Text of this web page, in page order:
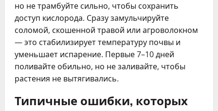
но не трамбуйте сильно, чтобы сохранить
доступ кислорода. Сразу замульчируйте
соломой, скошенной травой или агроволокном
— это стабилизирует температуру почвы и
уменьшает испарение. Первые 7–10 дней
поливайте обильно, но не заливайте, чтобы
растения не вытягивались.
Типичные ошибки, которых